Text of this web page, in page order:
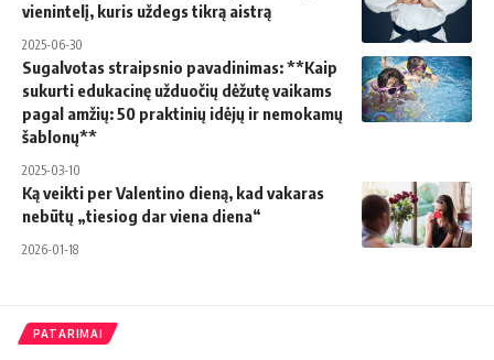
vienintelį, kuris uždegs tikrą aistrą
2025-06-30
Sugalvotas straipsnio pavadinimas: **Kaip
sukurti edukacinę užduočių dėžutę vaikams
pagal amžių: 50 praktinių idėjų ir nemokamų
šablonų**
2025-03-10
Ką veikti per Valentino dieną, kad vakaras
nebūtų „tiesiog dar viena diena“
2026-01-18
PATARIMAI